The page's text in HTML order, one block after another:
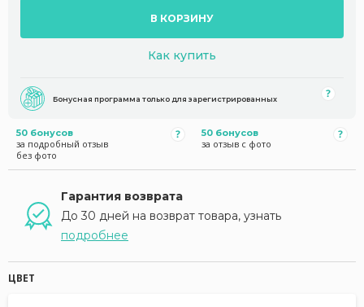
В КОРЗИНУ
Как купить
Бонусная программа только для зарегистрированных
50 бонусов
за подробный отзыв
без фото
50 бонусов
за отзыв с фото
Гарантия возврата
До 30 дней на возврат товара, узнать
подробнее
ЦВЕТ